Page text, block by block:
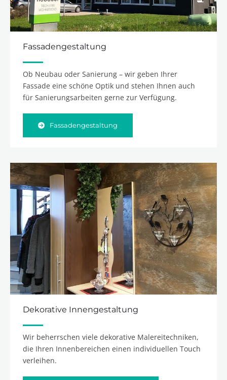
Fassadengestaltung
Ob Neubau oder Sanierung – wir geben Ihrer
Fassade eine schöne Optik und stehen Ihnen auch
für Sanierungsarbeiten gerne zur Verfügung.
Fassadengestaltung
Dekorative Innengestaltung
Wir beherrschen viele dekorative Malereitechniken,
die Ihren Innenbereichen einen individuellen Touch
verleihen.